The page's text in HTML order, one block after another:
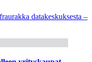
datakeskuksesta –